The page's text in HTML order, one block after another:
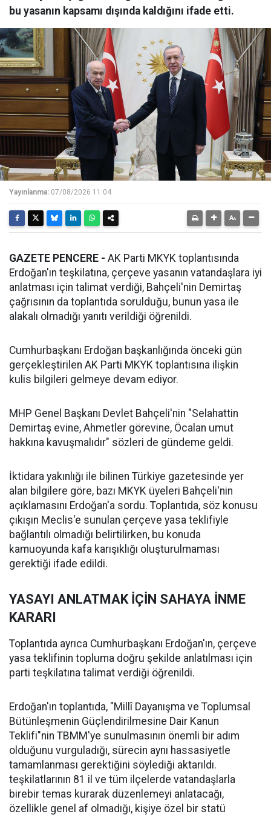
bu yasanın kapsamı dışında kaldığını ifade etti.
Yayınlanma: 07/08/2026 11:04
GAZETE PENCERE - AK Parti MKYK toplantısında
Erdoğan'ın teşkilatına, çerçeve yasanın vatandaşlara iyi
anlatması için talimat verdiği, Bahçeli'nin Demirtaş
çağrısının da toplantıda sorulduğu, bunun yasa ile
alakalı olmadığı yanıtı verildiği öğrenildi.
Cumhurbaşkanı Erdoğan başkanlığında önceki gün
gerçekleştirilen AK Parti MKYK toplantısına ilişkin
kulis bilgileri gelmeye devam ediyor.
MHP Genel Başkanı Devlet Bahçeli'nin "Selahattin
Demirtaş evine, Ahmetler görevine, Öcalan umut
hakkına kavuşmalıdır" sözleri de gündeme geldi.
İktidara yakınlığı ile bilinen Türkiye gazetesinde yer
alan bilgilere göre, bazı MKYK üyeleri Bahçeli'nin
açıklamasını Erdoğan'a sordu. Toplantıda, söz konusu
çıkışın Meclis'e sunulan çerçeve yasa teklifiyle
bağlantılı olmadığı belirtilirken, bu konuda
kamuoyunda kafa karışıklığı oluşturulmaması
gerektiği ifade edildi.
YASAYI ANLATMAK İÇİN SAHAYA İNME
KARARI
Toplantıda ayrıca Cumhurbaşkanı Erdoğan'ın, çerçeve
yasa teklifinin topluma doğru şekilde anlatılması için
parti teşkilatına talimat verdiği öğrenildi.
Erdoğan'ın toplantıda, "Millî Dayanışma ve Toplumsal
Bütünleşmenin Güçlendirilmesine Dair Kanun
Teklifi"nin TBMM'ye sunulmasının önemli bir adım
olduğunu vurguladığı, sürecin aynı hassasiyetle
tamamlanması gerektiğini söylediği aktarıldı.
teşkilatlarının 81 il ve tüm ilçelerde vatandaşlarla
birebir temas kurarak düzenlemeyi anlatacağı,
özellikle genel af olmadığı, kişiye özel bir statü